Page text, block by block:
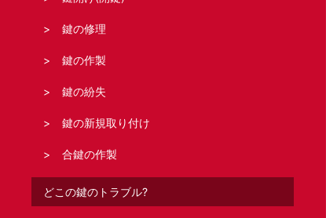
鍵の修理
鍵の作製
鍵の紛失
鍵の新規取り付け
合鍵の作製
どこの鍵のトラブル?